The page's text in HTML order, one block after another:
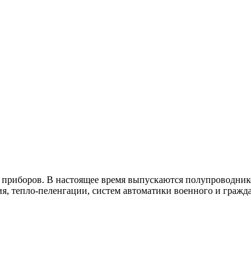
В настоящее время выпускаются
пеленгации, систем автоматики военного и